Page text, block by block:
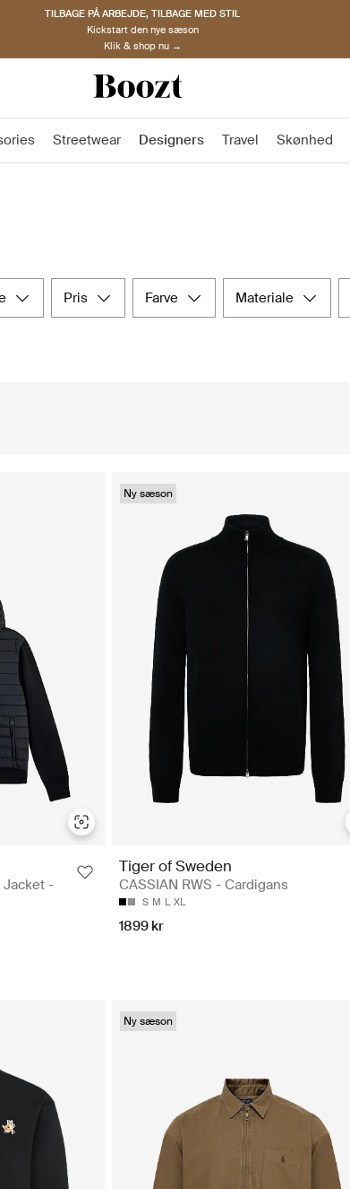
TILBAGE PÅ ARBEJDE, TILBAGE MED STIL
Kickstart den nye sæson
Klik & shop nu →
Streetwear Designers Travel Skønhed
pris farve materiale
Jacket -
Ny sæson
Tiger of Sweden
CASSIAN RWS - Cardigans
S M L XL
1899 kr
Ny sæson